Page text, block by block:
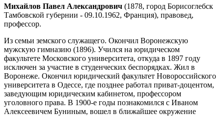
Михайлов Павел Александрович (1878, город Борисоглебск
Тамбовской губернии - 09.10.1962, Франция), правовед,
профессор.
Из семьи земского служащего. Окончил Воронежскую
мужскую гимназию (1896). Учился на юридическом
факультете Московского университета, откуда в 1897 году
исключен за участие в студенческих беспорядках. Жил в
Воронеже. Окончил юридический факультет Новороссийского
университета в Одессе, где позднее работал приват-доцентом,
заведующим юридическим кабинетом, профессором
уголовного права. В 1900-е годы познакомился с Иваном
Алексеевичем Буниным, вошел в ближайшее окружение